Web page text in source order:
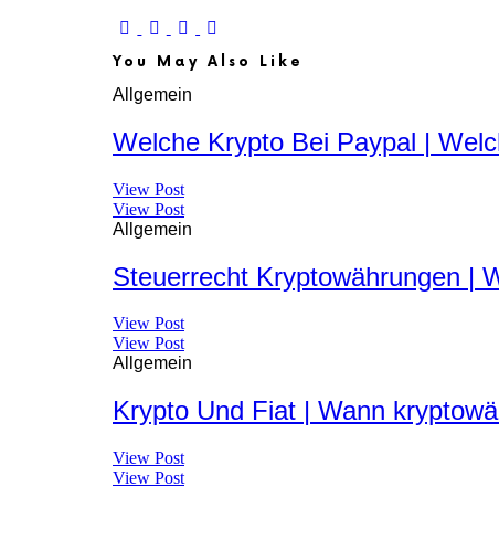
You May Also Like
Allgemein
Welche Krypto Bei Paypal |
View Post
View Post
Allgemein
Steuerrecht Kryptowährungen |
View Post
View Post
Allgemein
Krypto Und Fiat | Wann
View Post
View Post